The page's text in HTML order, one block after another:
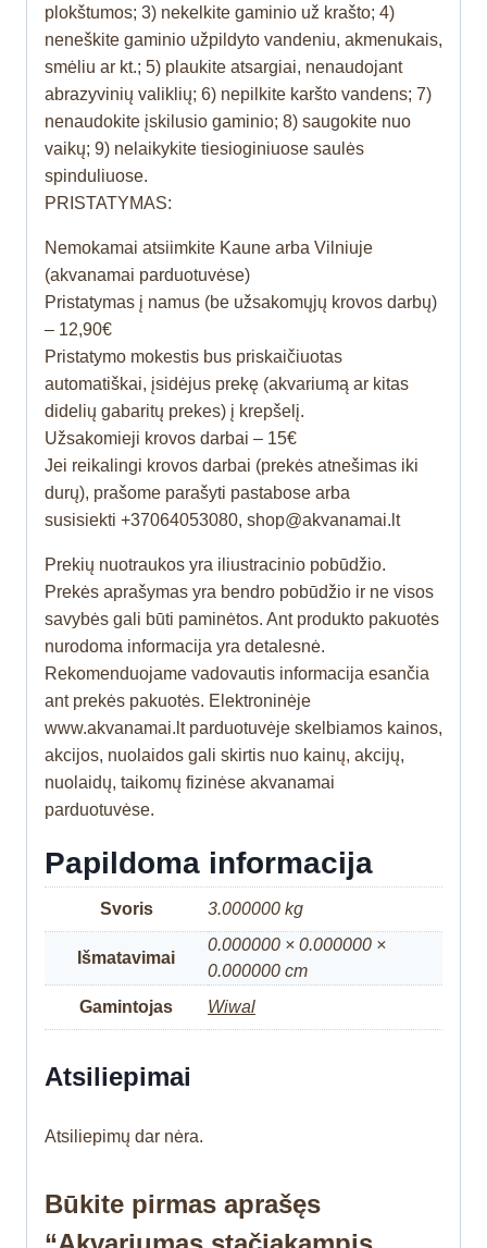
plokštumos; 3) nekelkite gaminio už krašto; 4)
neneškite gaminio užpildyto vandeniu, akmenukais,
smėliu ar kt.; 5) plaukite atsargiai, nenaudojant
abrazyvinių valiklių; 6) nepilkite karšto vandens; 7)
nenaudokite įskilusio gaminio; 8) saugokite nuo
vaikų; 9) nelaikykite tiesioginiuose saulės
spinduliuose.
PRISTATYMAS:
Nemokamai atsiimkite Kaune arba Vilniuje
(akvanamai parduotuvėse)
Pristatymas į namus (be užsakomųjų krovos darbų)
– 12,90€
Pristatymo mokestis bus priskaičiuotas
automatiškai, įsidėjus prekę (akvariumą ar kitas
didelių gabaritų prekes) į krepšelį.
Užsakomieji krovos darbai – 15€
Jei reikalingi krovos darbai (prekės atnešimas iki
durų), prašome parašyti pastabose arba
susisiekti +37064053080, shop@akvanamai.lt
Prekių nuotraukos yra iliustracinio pobūdžio.
Prekės aprašymas yra bendro pobūdžio ir ne visos
savybės gali būti paminėtos. Ant produkto pakuotės
nurodoma informacija yra detalesnė.
Rekomenduojame vadovautis informacija esančia
ant prekės pakuotės. Elektroninėje
www.akvanamai.lt parduotuvėje skelbiamos kainos,
akcijos, nuolaidos gali skirtis nuo kainų, akcijų,
nuolaidų, taikomų fizinėse akvanamai
parduotuvėse.
Papildoma informacija
Svoris 3.000000 kg
Išmatavimai
0.000000 × 0.000000 ×
0.000000 cm
Gamintojas
Wiwal
Atsiliepimai
Atsiliepimų dar nėra.
Būkite pirmas aprašęs